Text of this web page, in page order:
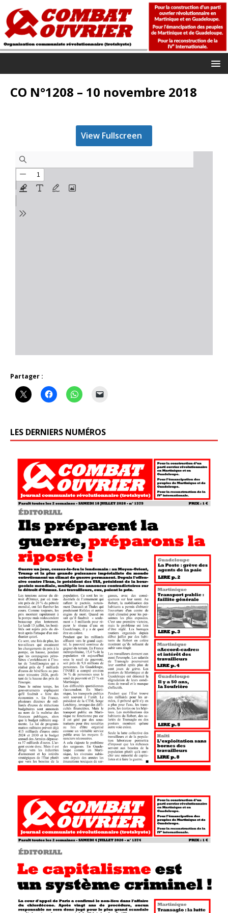
CO N°1208 – 10 novembre 2018
View Fullscreen
Partager :
LES DERNIERS NUMÉROS